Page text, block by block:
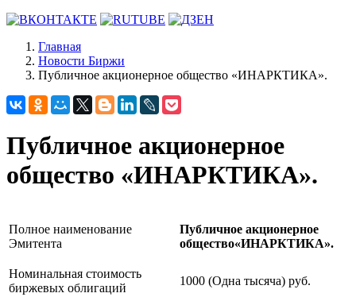
Главная
Новости Биржи
Публичное акционерное общество «ИНАРКТИКА».
Публичное акционерное
общество «ИНАРКТИКА».
Полное наименование
Эмитента
Публичное акционерное
общество«ИНАРКТИКА».
Номинальная стоимость
биржевых облигаций
1000 (Одна тысяча) руб.